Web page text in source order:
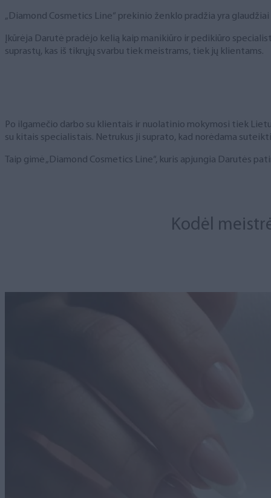
„Diamond Cosmetics Line“ prekinio ženklo pradžia yra
Įkūrėja Darutė pradėjo kelią kaip manikiūro ir pedikiūro
suprastų, kas iš tikrųjų svarbu tiek meistrams, tiek jų klientams.
Po ilgamečio darbo su klientais ir nuolatinio mokymosi tiek
su kitais specialistais. Netrukus ji suprato, kad norėdama
Taip gimė „Diamond Cosmetics Line“, kuris apjungia Darutės
Kodėl